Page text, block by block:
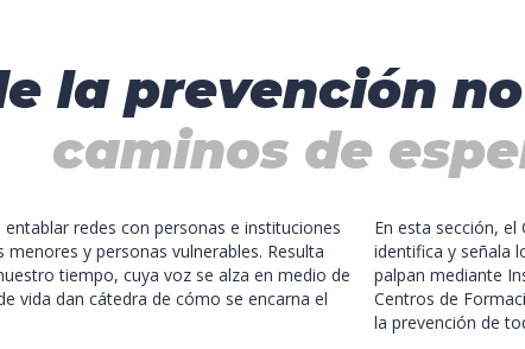
la prevención
caminos de
redes con personas e instituciones
y personas vulnerables. Resulta
tiempo, cuya voz se alza en medio de
vida dan cátedra de cómo se encarna el
En esta sección,
identifica y señala
palpan mediante
Centros de
la prevención de